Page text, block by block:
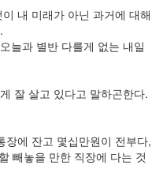
내 미래가 아닌 과거에 대해
늘과 별반 다를게 없는 내일
잘 살고 있다고 말하곤한다.
에 잔고 몇십만원이 전부다,
빼놓을 만한 직장에 다는 것